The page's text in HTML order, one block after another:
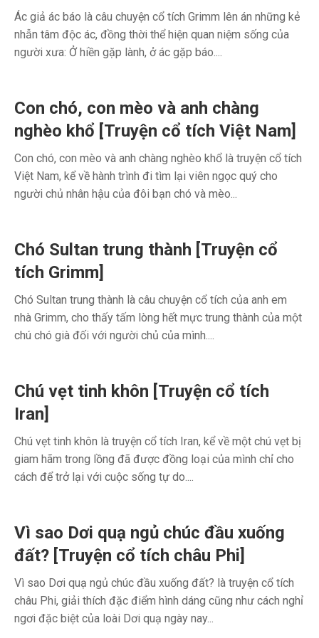
Ác giả ác báo là câu chuyện cổ tích Grimm lên án những kẻ
nhẫn tâm độc ác, đồng thời thể hiện quan niệm sống của
người xưa: Ở hiền gặp lành, ở ác gặp báo....
Con chó, con mèo và anh chàng
nghèo khổ [Truyện cổ tích Việt Nam]
Con chó, con mèo và anh chàng nghèo khổ là truyện cổ tích
Việt Nam, kể về hành trình đi tìm lại viên ngọc quý cho
người chủ nhân hậu của đôi bạn chó và mèo...
Chó Sultan trung thành [Truyện cổ
tích Grimm]
Chó Sultan trung thành là câu chuyện cổ tích của anh em
nhà Grimm, cho thấy tấm lòng hết mực trung thành của một
chú chó già đối với người chủ của mình....
Chú vẹt tinh khôn [Truyện cổ tích
Iran]
Chú vẹt tinh khôn là truyện cổ tích Iran, kể về một chú vẹt bị
giam hãm trong lồng đã được đồng loại của mình chỉ cho
cách để trở lại với cuộc sống tự do....
Vì sao Dơi quạ ngủ chúc đầu xuống
đất? [Truyện cổ tích châu Phi]
Vì sao Dơi quạ ngủ chúc đầu xuống đất? là truyện cổ tích
châu Phi, giải thích đặc điểm hình dáng cũng như cách nghỉ
ngơi đặc biệt của loài Dơi quạ ngày nay...